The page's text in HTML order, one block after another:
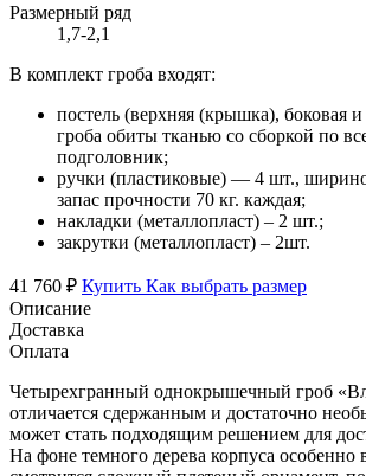
Размерный ряд
1,7-2,1
В комплект гроба входят:
постель (верхняя (крышка), боковая
гроба обиты тканью со сборкой по
подголовник;
ручки (пластиковые) — 4 шт.,
запас прочности 70 кг. каждая;
накладки (металлопласт) – 2 шт.;
закрутки (металлопласт) – 2шт.
41 760 ₽ Купить Как выбрать размер
Описание
Доставка
Оплата
Четырехгранный однокрышечный гроб
отличается сдержанным и достаточно
может стать подходящим решением для
На фоне темного дерева корпуса особенно